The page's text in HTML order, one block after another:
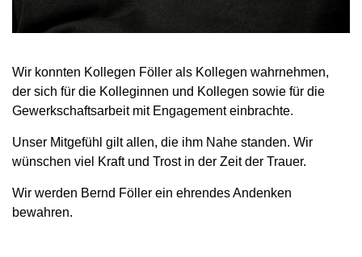
Wir konnten Kollegen Föller als Kollegen wahrnehmen,
der sich für die Kolleginnen und Kollegen sowie für die
Gewerkschaftsarbeit mit Engagement einbrachte.
Unser Mitgefühl gilt allen, die ihm Nahe standen. Wir
wünschen viel Kraft und Trost in der Zeit der Trauer.
Wir werden Bernd Föller ein ehrendes Andenken
bewahren.